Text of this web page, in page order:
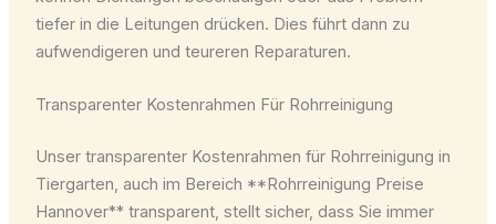
tiefer in die Leitungen drücken. Dies führt dann zu
aufwendigeren und teureren Reparaturen.
Transparenter Kostenrahmen Für Rohrreinigung
Unser transparenter Kostenrahmen für Rohrreinigung in
Tiergarten, auch im Bereich **Rohrreinigung Preise
Hannover** transparent, stellt sicher, dass Sie immer